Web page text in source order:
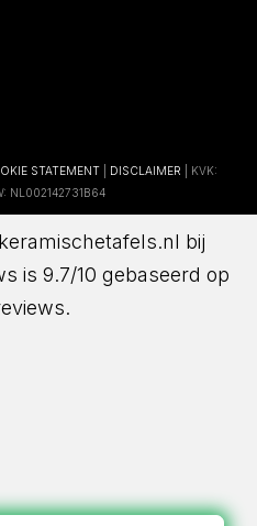
STATEMENT DISCLAIMER | KVK:
NL002142731B64
bij
is 9.7/10 gebaseerd op